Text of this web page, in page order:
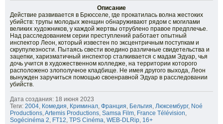
Описание
Действие развивается в Брюсселе, где прокатилась волна жестоких
убийств: трупы молодых женщин обнаруживают рядом с могилами
великих художников, у каждой жертвы отрублено правое предплечье.
Над расследованием серии преступлений работает опытный
инспектор Леон, который известен по эксцентричным поступкам и
скрупулезности. Пытаясь свести воедино различные свидетельства и
зацепки, харизматичный инспектор сталкивается с мадам Эдуар, чья
дочь учится в художественном колледже, на территории которого
расположено злополучное кладбище. Не имея другого выхода, Леон
вынужден заручиться помощью своенравной Эдуар в расследовании
убийств.
Дата создания: 18 июня 2023
Теги: 2004, Комедия, Криминал, Франция, Бельгия, Люксембург, Noé
Productions,Artemis Productions, Samsa Film, France Télévision,
Sogécinéma 2, FT12, TPS Cinéma, WEB-DLRip, 16+